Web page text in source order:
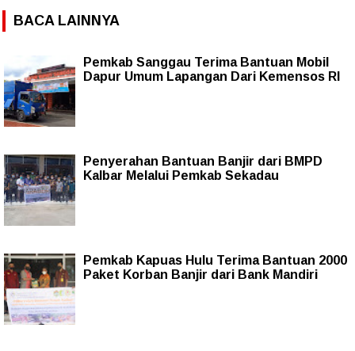
BACA LAINNYA
Pemkab Sanggau Terima Bantuan Mobil
Dapur Umum Lapangan Dari Kemensos RI
Penyerahan Bantuan Banjir dari BMPD
Kalbar Melalui Pemkab Sekadau
Pemkab Kapuas Hulu Terima Bantuan 2000
Paket Korban Banjir dari Bank Mandiri